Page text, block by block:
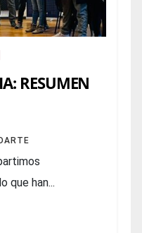
RESUMEN
que han...